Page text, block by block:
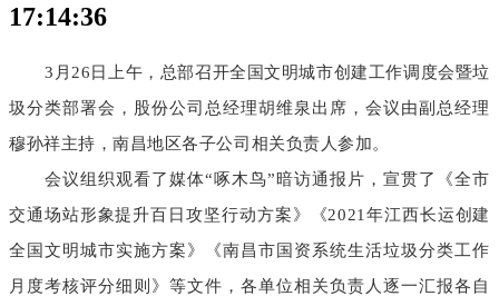
17:14:36
3月26日上午，总部召开全国文明城市创建工作调度会暨垃
圾分类部署会，股份公司总经理胡维泉出席，会议由副总经理
穆孙祥主持 ，南昌地区各子公司相关负责人参加。
会议组织观看了媒体“啄木鸟”暗访通报片，宣贯了《全市
交通场站形象提升百日攻坚行动方案》《2021年江西长运创建
全国文明城市实施方案》《南昌市国资系统生活垃圾分类工作
月度考核评分细则》等文件，各单位相关负责人逐一汇报各自